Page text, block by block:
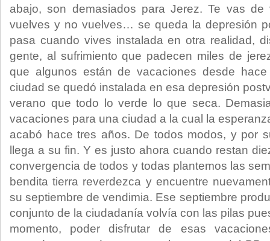
abajo, son demasiados para Jerez. Te vas
vuelves y no vuelves… se queda la depresión
pasa cuando vives instalada en otra realidad,
gente, al sufrimiento que padecen miles de
que algunos están de vacaciones desde
ciudad se quedó instalada en esa depresión
verano que todo lo verde lo que seca.
vacaciones para una ciudad a la cual la
acabó hace tres años. De todos modos, y por
llega a su fin. Y es justo ahora cuando restan
convergencia de todos y todas plantemos las
bendita tierra reverdezca y encuentre
su septiembre de vendimia. Ese septiembre
conjunto de la ciudadanía volvía con las pilas
momento, poder disfrutar de esas